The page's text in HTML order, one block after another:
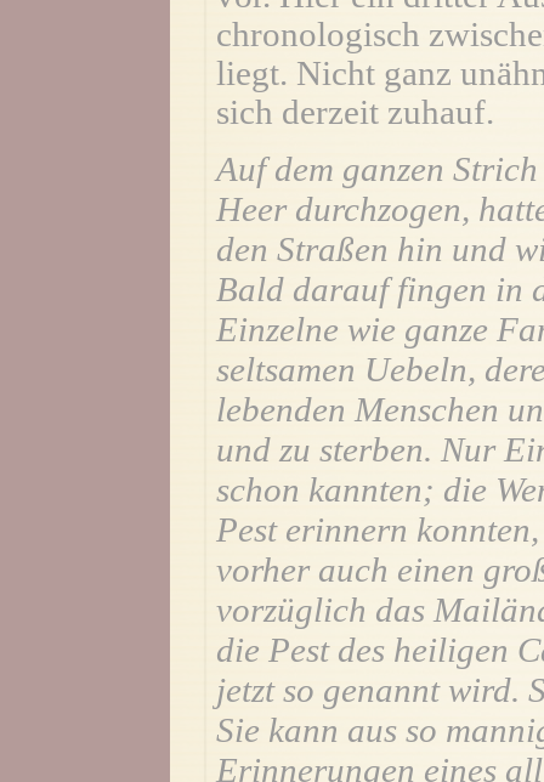
chronologisch
liegt. Nicht ganz
sich derzeit zuhauf.
Auf dem ganzen
Heer durchzogen,
den Straßen hin und
Bald darauf fingen in
Einzelne wie ganze
seltsamen Uebeln,
lebenden Menschen
und zu sterben. Nur
schon kannten; die
Pest erinnern
vorher auch einen
vorzüglich das
die Pest des heiligen
jetzt so genannt wird.
Sie kann aus so
Erinnerungen eines